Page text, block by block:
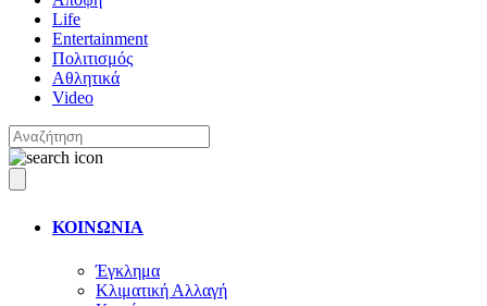
Life
Entertainment
Πολιτισμός
Αθλητικά
Video
ΚΟΙΝΩΝΙΑ
Έγκλημα
Κλιματική Αλλαγή